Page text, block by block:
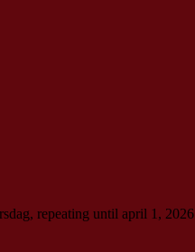
repeating until april 1, 2026